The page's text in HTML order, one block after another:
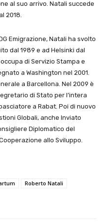
al suo arrivo. Natali succede
2018.
Emigrazione, Natali ha svolto
dal 1989 e ad Helsinki dal
di Servizio Stampa e
a Washington nel 2001.
a Barcellona. Nel 2009 è
di Stato per l’intera
a Rabat. Poi di nuovo
Globali, anche Inviato
Diplomatico del
allo Sviluppo.
Roberto Natali